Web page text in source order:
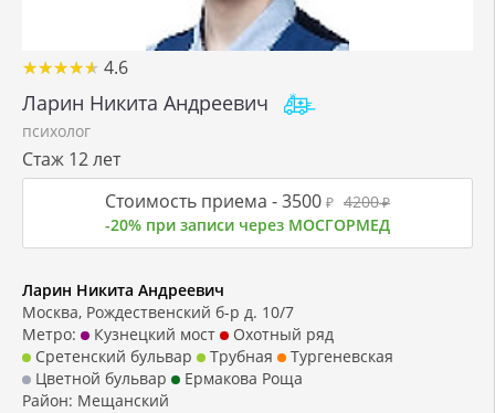
★★★★★
★★★★★ 4.6
Ларин Никита Андреевич
психолог
Стаж 12 лет
Стоимость приема -3500 ₽ 4200₽
-20% при записи через МОСГОРМЕД
Ларин Никита Андреевич
Москва, Рождественский б-р д. 10/7
Метро:
Кузнецкий мост
Охотный ряд
Сретенский бульвар
Трубная
Тургеневская
Цветной бульвар
Ермакова Роща
Район: Мещанский